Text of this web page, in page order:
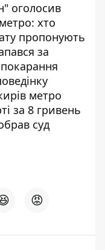
оголосив
хто
пропонують
за
метро
за 8 гривень
суд
😡